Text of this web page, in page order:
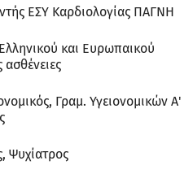
ΕΣΥ Καρδιολογίας ΠΑΓΝΗ
και Ευρωπαικού
Γραμ. Υγειονομικών Α'
Ψυχίατρος